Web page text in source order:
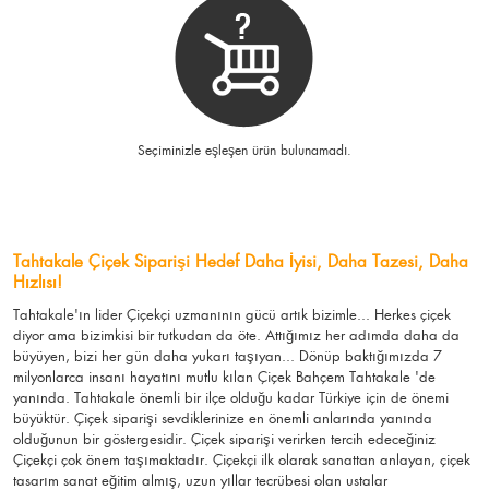
Seçiminizle eşleşen ürün bulunamadı.
Tahtakale Çiçek Siparişi Hedef Daha İyisi, Daha Tazesi, Daha
Hızlısı!
Tahtakale'ın lider Çiçekçi uzmanının gücü artık bizimle... Herkes çiçek
diyor ama bizimkisi bir tutkudan da öte. Attığımız her adımda daha da
büyüyen, bizi her gün daha yukarı taşıyan... Dönüp baktığımızda 7
milyonlarca insanı hayatını mutlu kılan Çiçek Bahçem Tahtakale 'de
yanında. Tahtakale önemli bir ilçe olduğu kadar Türkiye için de önemi
büyüktür. Çiçek siparişi sevdiklerinize en önemli anlarında yanında
olduğunun bir göstergesidir. Çiçek siparişi verirken tercih edeceğiniz
Çiçekçi çok önem taşımaktadır. Çiçekçi ilk olarak sanattan anlayan, çiçek
tasarım sanat eğitim almış, uzun yıllar tecrübesi olan ustalar